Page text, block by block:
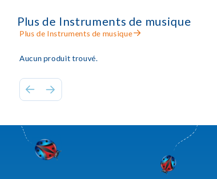
Plus de Instruments de musique
Plus de Instruments de musique
Aucun produit trouvé.